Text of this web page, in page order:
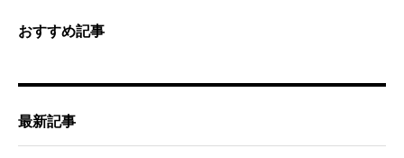
おすすめ記事
最新記事